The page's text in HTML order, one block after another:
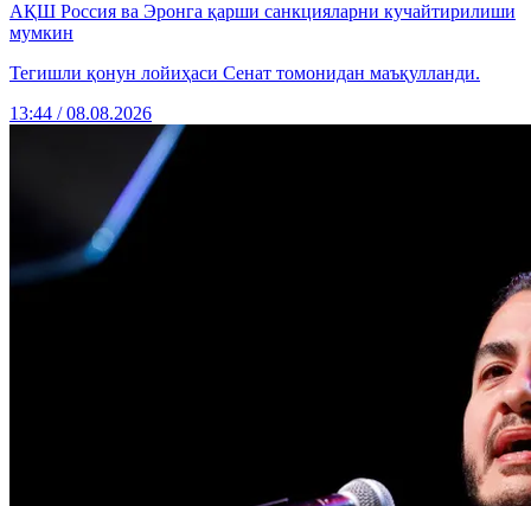
АҚШ Россия ва Эронга қарши санкцияларни кучайтирилиши
мумкин
Тегишли қонун лойиҳаси Сенат томонидан маъқулланди.
13:44 / 08.08.2026